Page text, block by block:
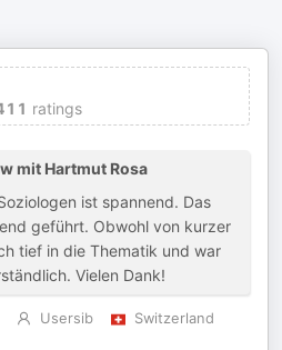
ratings
mit Hartmut Rosa
ist spannend. Das
geführt. Obwohl von kurzer
tief in die Thematik und war
Vielen Dank!
Usersib
Switzerland